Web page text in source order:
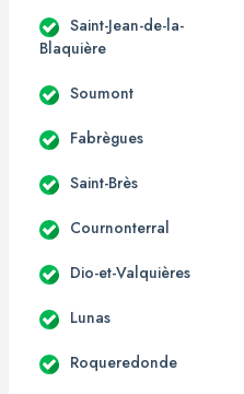
Saint-Jean-de-la-
Blaquière
Soumont
Fabrègues
Saint-Brès
Cournonterral
Dio-et-Valquières
Lunas
Roqueredonde